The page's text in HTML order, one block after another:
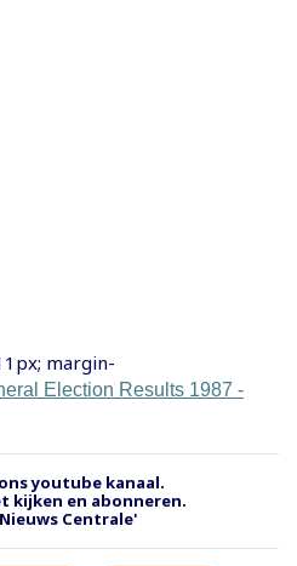
margin-
Election Results 1987 -
youtube kanaal.
kijken en abonneren.
Centrale'